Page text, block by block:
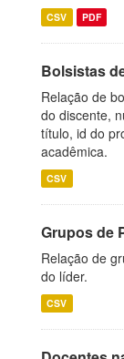
CSV PDF
Bolsistas
Relação de
do discente,
título, id do
acadêmica.
CSV
Grupos de
Relação de
do líder.
CSV